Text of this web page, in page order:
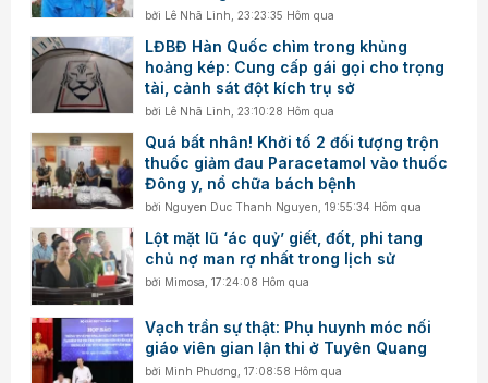
bởi Lê Nhã Linh ,23:23:35 Hôm qua
LĐBĐ Hàn Quốc chìm trong khủng
hoảng kép: Cung cấp gái gọi cho trọng
tài, cảnh sát đột kích trụ sở
bởi Lê Nhã Linh ,23:10:28 Hôm qua
Quá bất nhân! Khởi tố 2 đối tượng trộn
thuốc giảm đau Paracetamol vào thuốc
Đông y, nổ chữa bách bệnh
bởi Nguyen Duc Thanh Nguyen ,19:55:34 Hôm qua
Lột mặt lũ ‘ác quỷ’ giết, đốt, phi tang
chủ nợ man rợ nhất trong lịch sử
bởi Mimosa ,17:24:08 Hôm qua
Vạch trần sự thật: Phụ huynh móc nối
giáo viên gian lận thi ở Tuyên Quang
bởi Minh Phương ,17:08:58 Hôm qua